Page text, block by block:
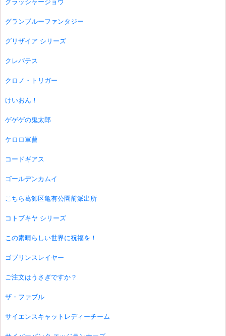
クラッシャージョウ
グランブルーファンタジー
グリザイア シリーズ
クレバテス
クロノ・トリガー
けいおん！
ゲゲゲの鬼太郎
ケロロ軍曹
コードギアス
ゴールデンカムイ
こちら葛飾区亀有公園前派出所
コトブキヤ シリーズ
この素晴らしい世界に祝福を！
ゴブリンスレイヤー
ご注文はうさぎですか？
ザ・ファブル
サイエンスキャットレディーチーム